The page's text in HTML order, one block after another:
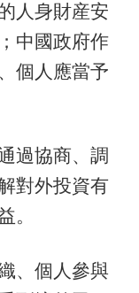
人身財産安
中國政府作
個人應當予
協商、調
對外投資有
。
個人參與